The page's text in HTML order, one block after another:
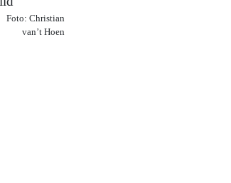
Foto: Christian
van’t Hoen